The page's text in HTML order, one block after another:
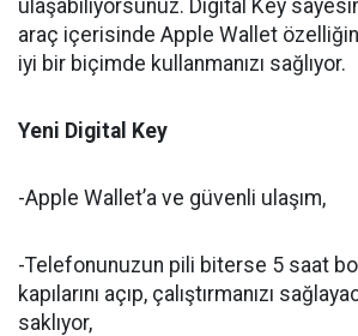
ulaşabiliyorsunuz. Digital Key
araç içerisinde Apple Wallet
iyi bir biçimde kullanmanızı sağlıyor.
Yeni Digital Key
-Apple Wallet’a ve güvenli ulaşım,
-Telefonunuzun pili biterse 5 saat
kapılarını açıp, çalıştırmanızı
saklıyor,